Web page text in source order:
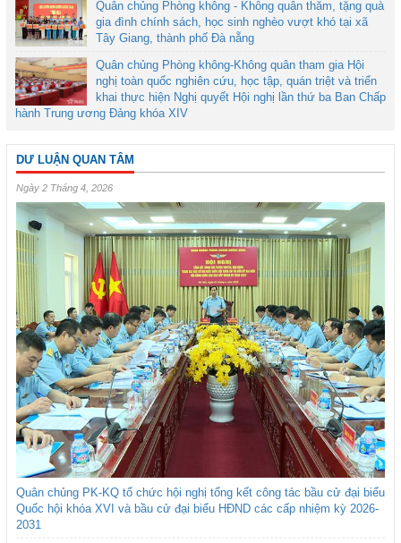
Quân chủng Phòng không - Không quân thăm, tặng quà
gia đình chính sách, học sinh nghèo vượt khó tại xã
Tây Giang, thành phố Đà nẵng
Quân chủng Phòng không-Không quân tham gia Hội
nghị toàn quốc nghiên cứu, học tập, quán triệt và triển
khai thực hiện Nghị quyết Hội nghị lần thứ ba Ban Chấp
hành Trung ương Đảng khóa XIV
DƯ LUẬN QUAN TÂM
Ngày 2 Tháng 4, 2026
Quân chủng PK-KQ tổ chức hội nghị tổng kết công tác bầu cử đại biểu
Quốc hội khóa XVI và bầu cử đại biểu HĐND các cấp nhiệm kỳ 2026-
2031